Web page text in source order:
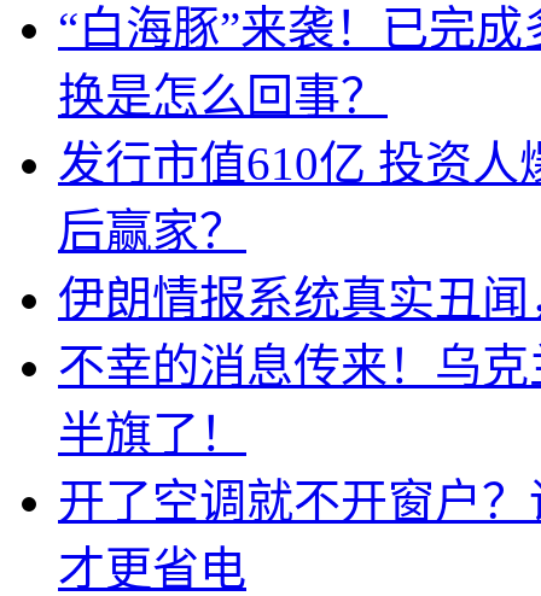
“白海豚”来袭！已完
换是怎么回事？
发行市值610亿 投资
后赢家？
伊朗情报系统真实丑
不幸的消息传来！乌
半旗了！
开了空调就不开窗户
才更省电